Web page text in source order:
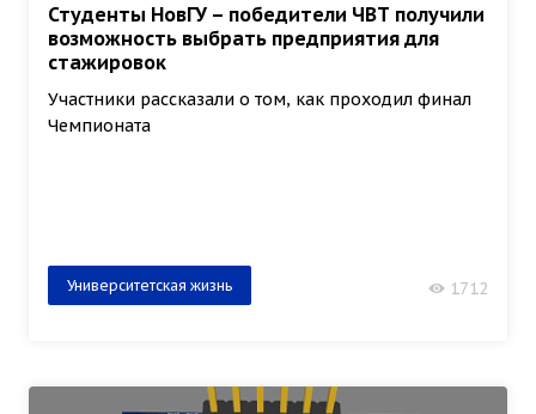
Студенты НовГУ – победители ЧВТ получили
возможность выбрать предприятия для
стажировок
Участники рассказали о том, как проходил финал
Чемпионата
Университетская жизнь 1712